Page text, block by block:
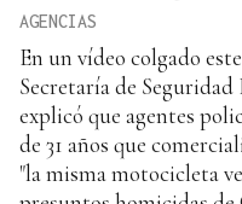
AGENCIAS
En un vídeo colgado
Secretaría de
explicó que agentes
de 31 años que
"la misma motocicleta